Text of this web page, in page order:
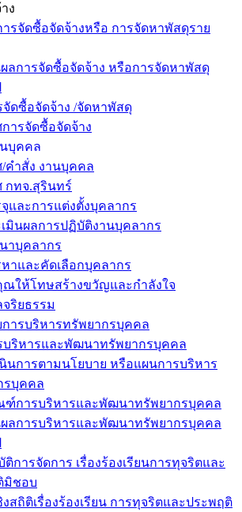
ง
ารจัดซื้อจัดจ้างหรือ การจัดหาพัสดุราย
ผลการจัดซื้อจัดจ้าง หรือการจัดหาพัสดุ
จัดซื้อจัดจ้าง /จัดหาพัสดุ
ารจัดซื้อจัดจ้าง
บุคคล
คำสั่ง งานบุคคล
กทจ.สุรินทร์
และการแต่งตั้งบุคลากร
เมินผลการปฏิบัติงานบุคลากร
าบุคลากร
หาและคัดเลือกบุคลากร
ณให้โทษสร้างขวัญและกำลังใจ
ริยธรรม
การบริหารทรัพยากรบุคคล
บริหารและพัฒนาทรัพยากรบุคคล
นินการตามนโยบาย หรือแผนการบริหาร
รบุคคล
ฑ์การบริหารและพัฒนาทรัพยากรบุคคล
ผลการบริหารและพัฒนาทรัพยากรบุคคล
การจัดการ เรื่องร้องเรียนการทุจริตและ
มิชอบ
สถิติเรื่องร้องเรียน การทุจริตและประพฤติ